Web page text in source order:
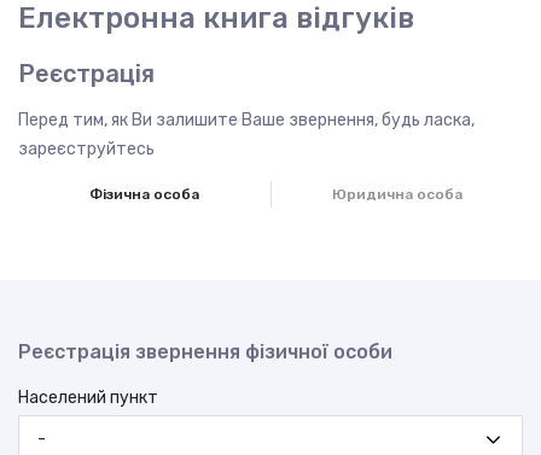
Електронна книга відгуків
Реєстрація
Перед тим, як Ви залишите Ваше звернення, будь ласка,
зареєструйтесь
Фізична особа Юридична особа
Реєстрація звернення фізичної особи
Населений пункт
-